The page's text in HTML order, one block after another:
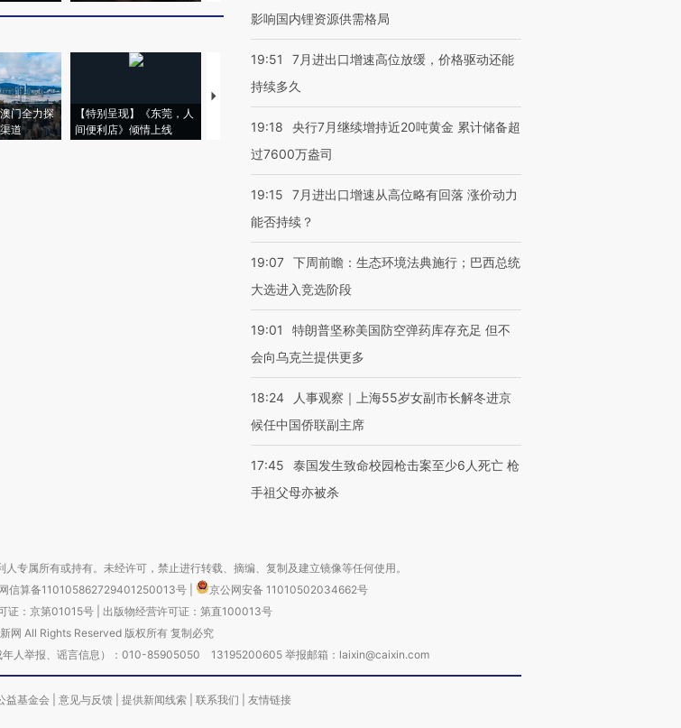
门全力探
道
【特别呈现】《东莞，人
间便利店》倾情上线
【推广】走进第四届链博
有意思的生活方式·第三对
住三大增长引擎是什么？
影响国内锂资源供需格局
19:51
7月进出口增速高位放缓，价格驱动还能
持续多久
19:18
央行7月继续增持近20吨黄金 累计储备超
过7600万盎司
19:15
7月进出口增速从高位略有回落 涨价动力
能否持续？
19:07 下周前瞻：生态环境法典施行；巴西总统
大选进入竞选阶段
19:01
特朗普坚称美国防空弹药库存充足 但不
会向乌克兰提供更多
18:24
人事观察｜上海55岁女副市长解冬进京
候任中国侨联副主席
17:45
泰国发生致命校园枪击案至少6人死亡 枪
手祖父母亦被杀
专属所有或持有。未经许可，禁止进行转载、摘编、复制及建立镜像等任何使用。
网信算备110105862729401250013号
京公网安备 11010502034662号
证：京第01015号| 出版物经营许可证：第直100013号
网 All Rights Reserved 版权所有 复制必究
年人举报、谣言信息）：010-85905050 13195200605 举报邮箱：laixin@caixin.com
益基金会 意见与反馈 提供新闻线索 联系我们 友情链接